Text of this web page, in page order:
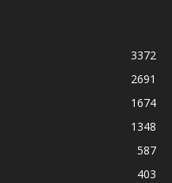
3372
2691
1674
1348
587
403